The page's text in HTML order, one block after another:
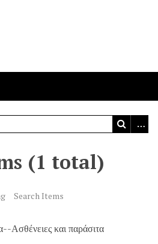
(1 total)
Search Items
και παράσιτα